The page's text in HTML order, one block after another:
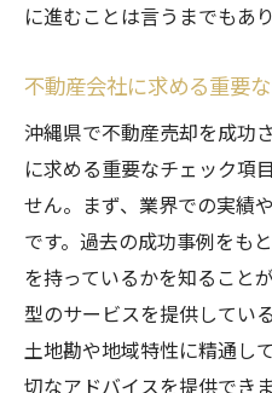
に進むことは言うまでもあ
不動産会社に求める重要
沖縄県で不動産売却を成功
に求める重要なチェック項
せん。まず、業界での実績
です。過去の成功事例をも
を持っているかを知ること
型のサービスを提供してい
土地勘や地域特性に精通し
切なアドバイスを提供でき